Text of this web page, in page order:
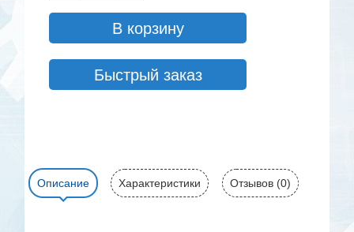
В корзину
Быстрый заказ
Описание Характеристики Отзывов (0)